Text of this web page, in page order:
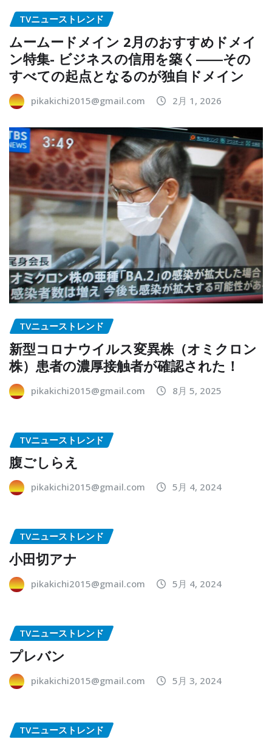
TVニューストレンド
ムームードメイン 2月のおすすめドメイ
ン特集- ビジネスの信用を築く――その
すべての起点となるのが独自ドメイン
pikakichi2015@gmail.com 2月 1, 2026
TVニューストレンド
新型コロナウイルス変異株（オミクロン
株）患者の濃厚接触者が確認された！
pikakichi2015@gmail.com 8月 5, 2025
TVニューストレンド
腹ごしらえ
pikakichi2015@gmail.com 5月 4, 2024
TVニューストレンド
小田切アナ
pikakichi2015@gmail.com 5月 4, 2024
TVニューストレンド
プレバン
pikakichi2015@gmail.com 5月 3, 2024
TVニューストレンド